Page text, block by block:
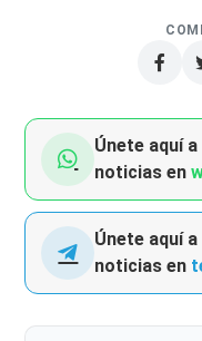
Únete aquí
noticias en
Únete aquí
noticias en